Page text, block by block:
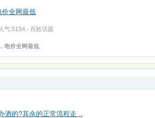
价全网最低
气:5154 - 百姓话题
电价全网最低
酒的?其余的正常流程走 ..